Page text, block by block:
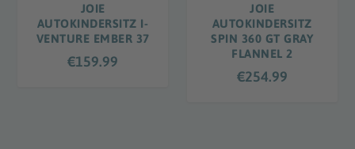
JOIE
AUTOKINDERSITZ I-
VENTURE EMBER 37
€159.99
JOIE
AUTOKINDERSITZ
SPIN 360 GT GRAY
FLANNEL 2
€254.99